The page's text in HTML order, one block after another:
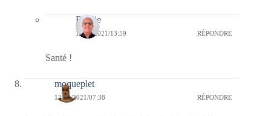
Bernie
13/04/2021/13:59 RÉPONDRE
Santé !
moqueplet
13/04/2021/07:38 RÉPONDRE